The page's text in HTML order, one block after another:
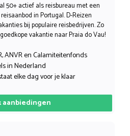
50+ actief als reisbureau met een
in Portugal. D-Reizen
bij populaire reisbedrijven. Zo
vakantie naar Praia do Vau!
ANVR en Calamiteitenfonds
in Nederland
elke dag voor je klaar
aanbiedingen